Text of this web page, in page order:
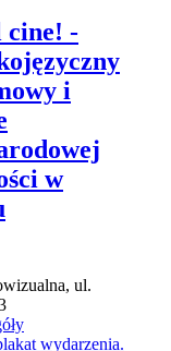
cine! -
i
w
ul.